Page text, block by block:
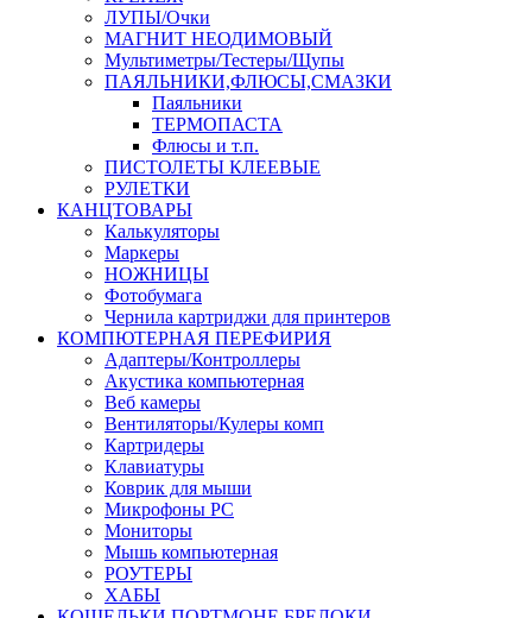
ЛУПЫ/Очки
МАГНИТ НЕОДИМОВЫЙ
Мультиметры/Тестеры/Щупы
ПАЯЛЬНИКИ,ФЛЮСЫ,СМАЗКИ
Паяльники
ТЕРМОПАСТА
Флюсы и т.п.
ПИСТОЛЕТЫ КЛЕЕВЫЕ
РУЛЕТКИ
КАНЦТОВАРЫ
Калькуляторы
Маркеры
НОЖНИЦЫ
Фотобумага
Чернила картриджи для принтеров
КОМПЮТЕРНАЯ ПЕРЕФИРИЯ
Адаптеры/Контроллеры
Акустика компьютерная
Веб камеры
Вентиляторы/Кулеры комп
Картридеры
Клавиатуры
Коврик для мыши
Микрофоны PC
Мониторы
Мышь компьютерная
РОУТЕРЫ
ХАБЫ